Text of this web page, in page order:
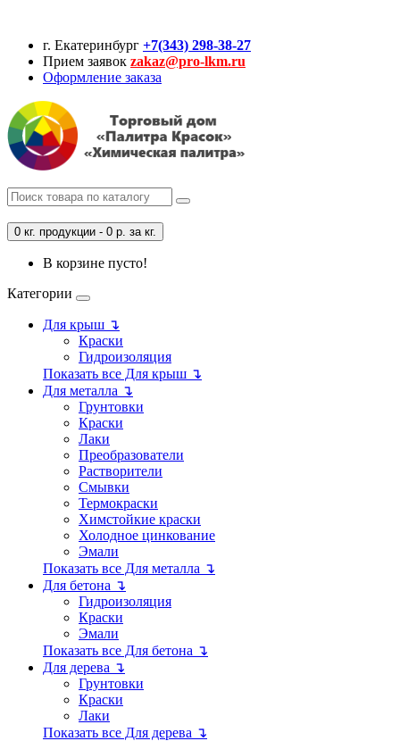
г. Екатеринбург +7(343) 298-38-27
Прием заявок zakaz@pro-lkm.ru
Оформление заказа
0 кг. продукции - 0 р. за кг.
В корзине пусто!
Категории
Для крыш ↴
Краски
Гидроизоляция
Показать все Для крыш ↴
Для металла ↴
Грунтовки
Краски
Лаки
Преобразователи
Растворители
Смывки
Термокраски
Химстойкие краски
Холодное цинкование
Эмали
Показать все Для металла ↴
Для бетона ↴
Гидроизоляция
Краски
Эмали
Показать все Для бетона ↴
Для дерева ↴
Грунтовки
Краски
Лаки
Показать все Для дерева ↴